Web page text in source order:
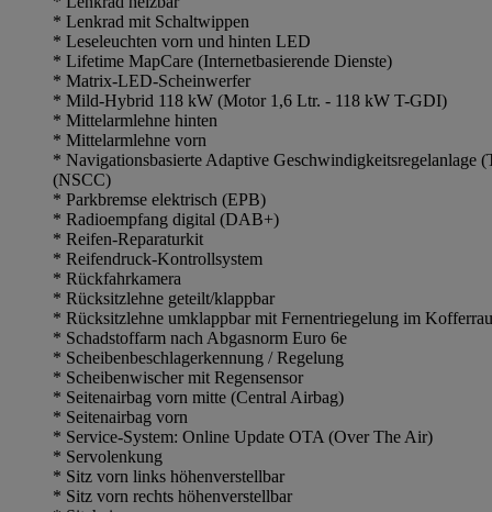
* Lenkrad mit Schaltwippen
* Leseleuchten vorn und hinten LED
* Lifetime MapCare (Internetbasierende Dienste)
* Matrix-LED-Scheinwerfer
* Mild-Hybrid 118 kW (Motor 1,6 Ltr. - 118 kW T-GDI)
* Mittelarmlehne hinten
* Mittelarmlehne vorn
* Navigationsbasierte Adaptive Geschwindigkeitsregelanlage
(NSCC)
* Parkbremse elektrisch (EPB)
* Radioempfang digital (DAB+)
* Reifen-Reparaturkit
* Reifendruck-Kontrollsystem
* Rückfahrkamera
* Rücksitzlehne geteilt/klappbar
* Rücksitzlehne umklappbar mit Fernentriegelung im
* Schadstoffarm nach Abgasnorm Euro 6e
* Scheibenbeschlagerkennung / Regelung
* Scheibenwischer mit Regensensor
* Seitenairbag vorn mitte (Central Airbag)
* Seitenairbag vorn
* Service-System: Online Update OTA (Over The Air)
* Servolenkung
* Sitz vorn links höhenverstellbar
* Sitz vorn rechts höhenverstellbar